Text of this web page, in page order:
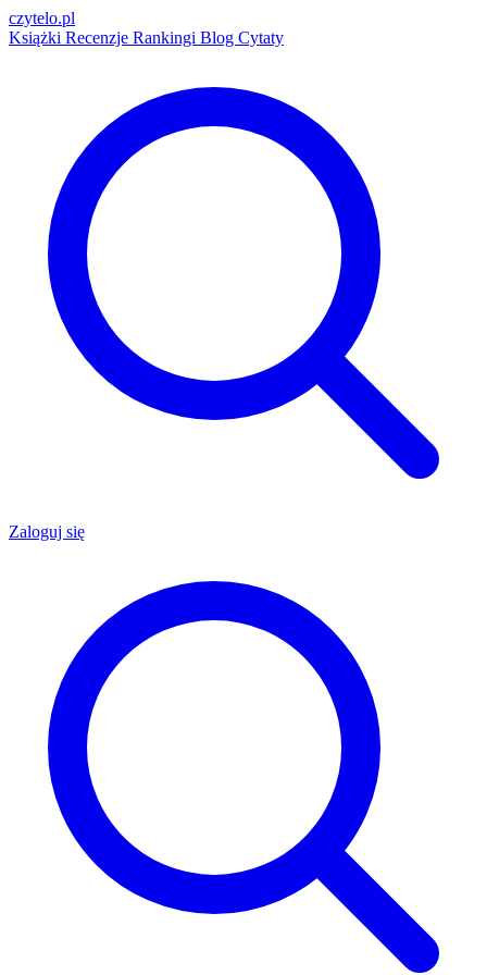
czytelo.pl
Książki Recenzje Rankingi Blog Cytaty
Zaloguj się